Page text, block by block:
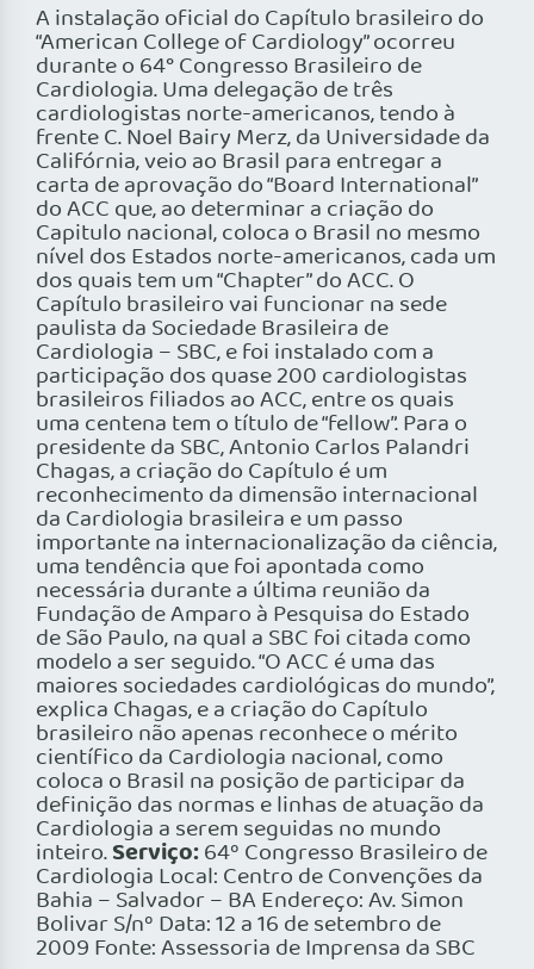
A instalação oficial do Capítulo brasileiro do
“American College of Cardiology” ocorreu
durante o 64° Congresso Brasileiro de
Cardiologia. Uma delegação de três
cardiologistas norte-americanos, tendo à
frente C. Noel Bairy Merz, da Universidade da
Califórnia, veio ao Brasil para entregar a
carta de aprovação do “Board International”
do ACC que, ao determinar a criação do
Capitulo nacional, coloca o Brasil no mesmo
nível dos Estados norte-americanos, cada um
dos quais tem um “Chapter” do ACC. O
Capítulo brasileiro vai funcionar na sede
paulista da Sociedade Brasileira de
Cardiologia – SBC, e foi instalado com a
participação dos quase 200 cardiologistas
brasileiros filiados ao ACC, entre os quais
uma centena tem o título de “fellow”. Para o
presidente da SBC, Antonio Carlos Palandri
Chagas, a criação do Capítulo é um
reconhecimento da dimensão internacional
da Cardiologia brasileira e um passo
importante na internacionalização da ciência,
uma tendência que foi apontada como
necessária durante a última reunião da
Fundação de Amparo à Pesquisa do Estado
de São Paulo, na qual a SBC foi citada como
modelo a ser seguido. “O ACC é uma das
maiores sociedades cardiológicas do mundo”,
explica Chagas, e a criação do Capítulo
brasileiro não apenas reconhece o mérito
científico da Cardiologia nacional, como
coloca o Brasil na posição de participar da
definição das normas e linhas de atuação da
Cardiologia a serem seguidas no mundo
inteiro.Serviço:64º Congresso Brasileiro de
Cardiologia Local: Centro de Convenções da
Bahia – Salvador – BA Endereço: Av. Simon
Bolivar S/nº Data: 12 a 16 de setembro de
2009 Fonte: Assessoria de Imprensa da SBC